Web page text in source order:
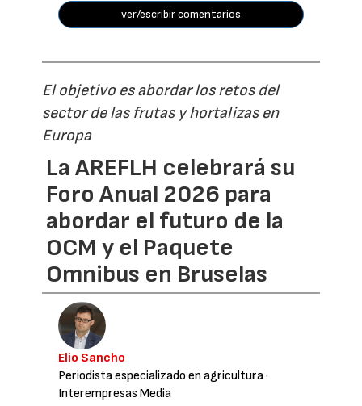
ver/escribir comentarios
El objetivo es abordar los retos del
sector de las frutas y hortalizas en
Europa
La AREFLH celebrará su
Foro Anual 2026 para
abordar el futuro de la
OCM y el Paquete
Omnibus en Bruselas
Elio Sancho
Periodista especializado en agricultura·
Interempresas Media